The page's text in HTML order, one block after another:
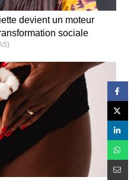
devient un moteur
sociale